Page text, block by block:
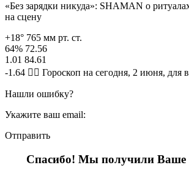
«Без зарядки никуда»: SHAMAN о
на сцену
+18° 765 мм рт. ст.
64% 72.56
1.01 84.61
-1.64 🧙‍♀ Гороскоп на сегодня, 2 июня, для
Нашли ошибку?
Укажите ваш email:
Отправить
Спасибо! Мы получили Ваше